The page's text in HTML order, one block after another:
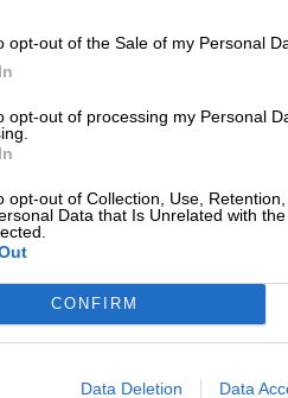
opt-out of the Sale of my Personal
opt-out of processing my Personal
opt-out of Collection, Use,
Data that Is Unrelated with
CONFIRM
Data Deletion Data
locales que son
siga sufriendo
de San Martín de la Vega
RELACIONADAS